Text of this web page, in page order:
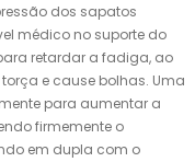
dos sapatos
médico no suporte do
retardar a fadiga, ao
e cause bolhas. Uma
para aumentar a
firmemente o
em dupla com o